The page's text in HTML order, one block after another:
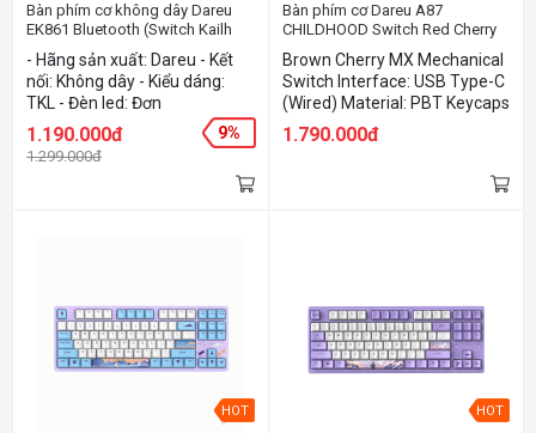
Bàn phím cơ không dây Dareu
EK861 Bluetooth (Switch Kailh
Blue)
- Hãng sản xuất: Dareu - Kết
nối: Không dây - Kiểu dáng:
TKL - Đèn led: Đơn
1.190.000đ
1.299.000đ
9%
Bàn phím cơ Dareu A87
CHILDHOOD Switch Red Cherry
Brown Cherry MX Mechanical
Switch Interface: USB Type-C
(Wired) Material: PBT Keycaps
Detachable Top Cover
1.790.000đ
HOT HOT